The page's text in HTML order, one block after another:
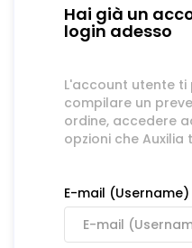
Hai già un
login adesso
L'account utente
compilare un
ordine, accedere
opzioni che
E-mail (Username)